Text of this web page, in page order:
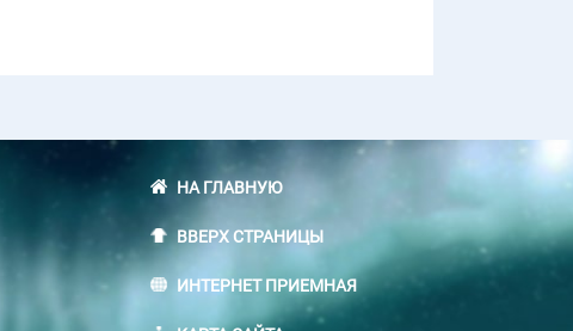
НА ГЛАВНУЮ
ВВЕРХ СТРАНИЦЫ
ИНТЕРНЕТ ПРИЕМНАЯ